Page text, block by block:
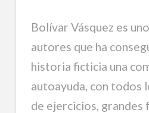
Bolívar Vásquez es
autores que ha
historia ficticia una
autoayuda, con todos
de ejercicios, grandes